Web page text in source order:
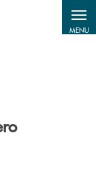
MENU